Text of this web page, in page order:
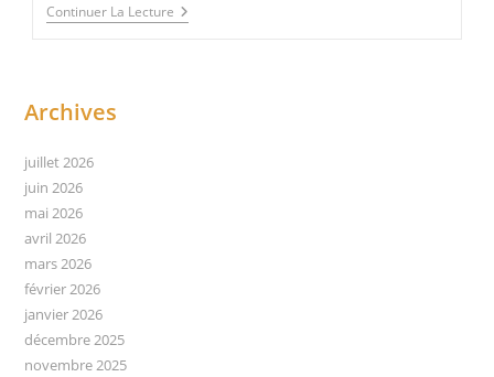
Continuer La Lecture Quels
Sont
Archives
juillet 2026
juin 2026
mai 2026
avril 2026
mars 2026
février 2026
janvier 2026
décembre 2025
novembre 2025